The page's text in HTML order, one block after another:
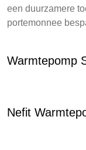
een duurzamere
portemonnee
Warmtepomp
Nefit